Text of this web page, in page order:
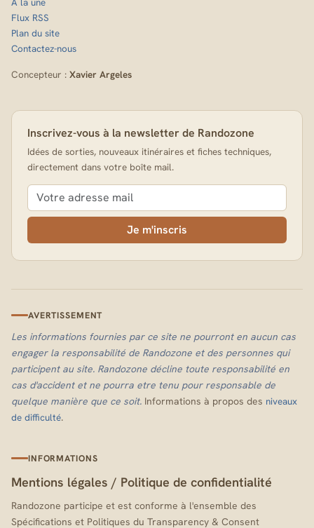
Flux RSS
Plan du site
Contactez-nous
Concepteur : Xavier Argeles
Inscrivez-vous à la newsletter de Randozone
Idées de sorties, nouveaux itinéraires et fiches techniques,
directement dans votre boîte mail.
Je m'inscris
AVERTISSEMENT
Les informations fournies par ce site ne pourront en aucun cas
engager la responsabilité de Randozone et des personnes qui
participent au site. Randozone décline toute responsabilité en
cas d'accident et ne pourra etre tenu pour responsable de
quelque manière que ce soit. Informations à propos des niveaux
de difficulté.
INFORMATIONS
Mentions légales / Politique de confidentialité
Randozone participe et est conforme à l'ensemble des
Spécifications et Politiques du Transparency & Consent